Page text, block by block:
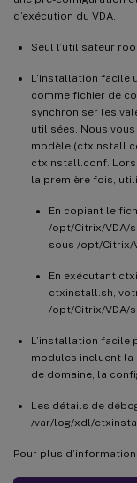
d’exécution du VDA.
Seul l’utilisateur
L’installation
comme fichier de
synchroniser les
utilisées. Nous
modèle
ctxinstall.conf.
la première fois,
En copiant le
/opt/Citrix/VDA/
sous /opt/Citrix/
En exécutant
ctxinstall.sh,
/opt/Citrix/VDA/
L’installation facile
modules incluent
de domaine, la
Les détails de
/var/log/xdl/
Pour plus